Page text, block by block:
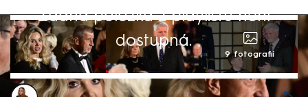
Žádná položka z playlistu není
dostupná.
9 fotografií
Michaela Bartošová